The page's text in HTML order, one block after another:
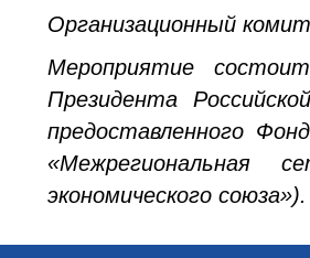
Организационный
Мероприятие
Президента
предоставленного
«Межрегиональная
экономического союза»).